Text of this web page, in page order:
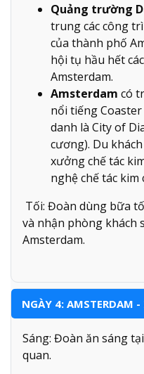
Quảng trường
trung các công
của thành phố
hội tụ hầu hết
Amsterdam.
Amsterdam có
nổi tiếng
danh là City of
cương). Du
xưởng chế tác
nghệ chế tác
Tối: Đoàn dùng bữa
và nhận phòng khách
Amsterdam.
NGÀY 4: AMSTERDAM -
Sáng: Đoàn ăn sáng
quan.